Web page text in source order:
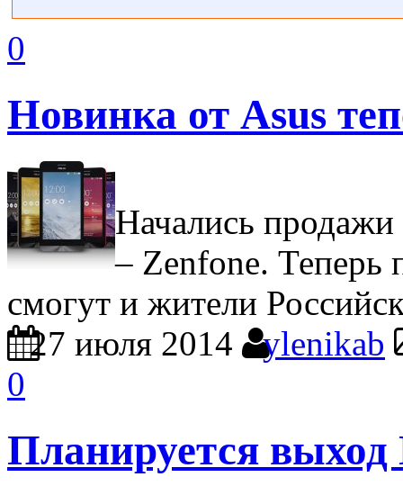
0
Новинка от Asus
Начались
– Zenfone. Теперь
смогут и жители
27 июля 2014
ylenikab
0
Планируется выход